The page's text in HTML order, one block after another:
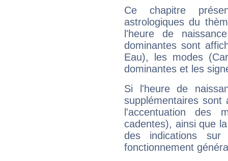
Ce chapitre
astrologiques du
l'heure de
dominantes sont
Eau), les modes
dominantes et les
Si l'heure de
supplémentaires sont
l'accentuation des
cadentes), ainsi que
des indications sur
fonctionnement